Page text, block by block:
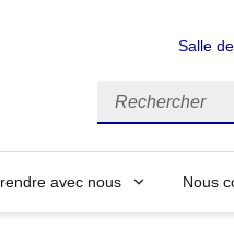
Salle
Rechercher
avec nous Nous